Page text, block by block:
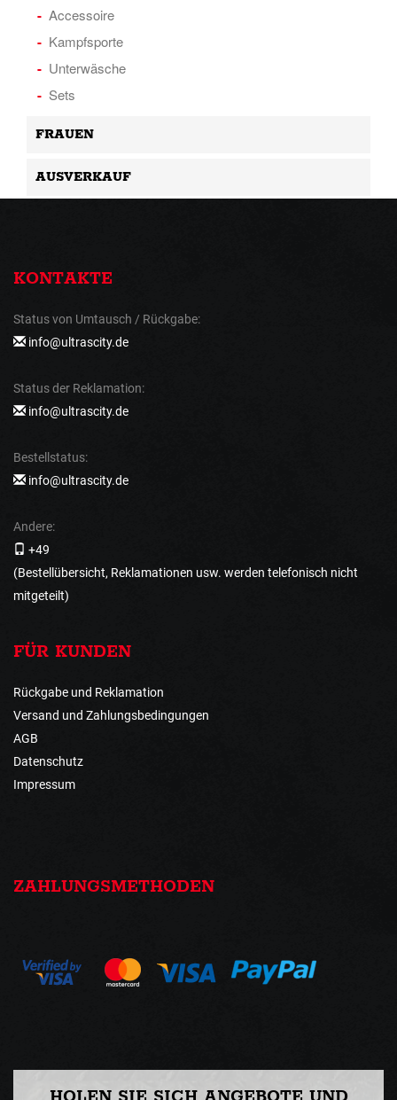
Accessoire
Kampfsporte
Unterwäsche
Sets
FRAUEN
AUSVERKAUF
KONTAKTE
Status von Umtausch / Rückgabe:
info@ultrascity.de
Status der Reklamation:
info@ultrascity.de
Bestellstatus:
info@ultrascity.de
Andere:
+49
(Bestellübersicht, Reklamationen usw. werden telefonisch nicht
mitgeteilt)
FÜR KUNDEN
Rückgabe und Reklamation
Versand und Zahlungsbedingungen
AGB
Datenschutz
Impressum
ZAHLUNGSMETHODEN